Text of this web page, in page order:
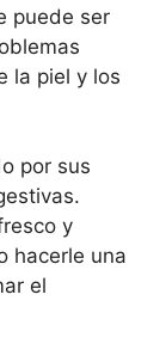
puede ser
la piel y los
por sus
y
hacerle una
el